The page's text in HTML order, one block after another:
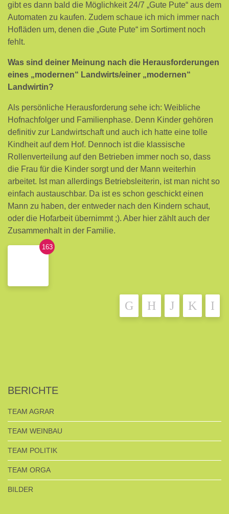
gibt es dann bald die Möglichkeit 24/7 „Gute Pute“ aus dem
Automaten zu kaufen. Zudem schaue ich mich immer nach
Hofläden um, denen die „Gute Pute“ im Sortiment noch
fehlt.
Was sind deiner Meinung nach die Herausforderungen
eines „modernen“ Landwirts/einer „modernen“
Landwirtin?
Als persönliche Herausforderung sehe ich: Weibliche
Hofnachfolger und Familienphase. Denn Kinder gehören
definitiv zur Landwirtschaft und auch ich hatte eine tolle
Kindheit auf dem Hof. Dennoch ist die klassische
Rollenverteilung auf den Betrieben immer noch so, dass
die Frau für die Kinder sorgt und der Mann weiterhin
arbeitet. Ist man allerdings Betriebsleiterin, ist man nicht so
einfach austauschbar. Da ist es schon geschickt einen
Mann zu haben, der entweder nach den Kindern schaut,
oder die Hofarbeit übernimmt ;). Aber hier zählt auch der
Zusammenhalt in der Familie.
163
BERICHTE
TEAM AGRAR
TEAM WEINBAU
TEAM POLITIK
TEAM ORGA
BILDER